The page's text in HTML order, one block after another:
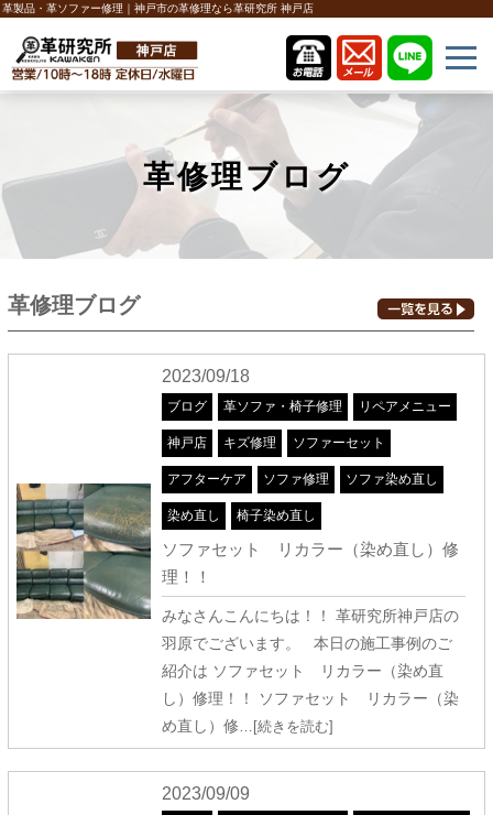
革製品・革ソファー修理｜神戸市の革修理なら革研究所 神戸店
革修理ブログ
革修理ブログ
2023/09/18
ブログ 革ソファ・椅子修理 リペアメニュー
神戸店 キズ修理 ソファーセット
アフターケア ソファ修理 ソファ染め直し
染め直し 椅子染め直し
ソファセット リカラー（染め直し）修
理！！
みなさんこんにちは！！ 革研究所神戸店の
羽原でございます。 本日の施工事例のご
紹介は ソファセット リカラー（染め直
し）修理！！ ソファセット リカラー（染
め直し）修…[続きを読む]
2023/09/09